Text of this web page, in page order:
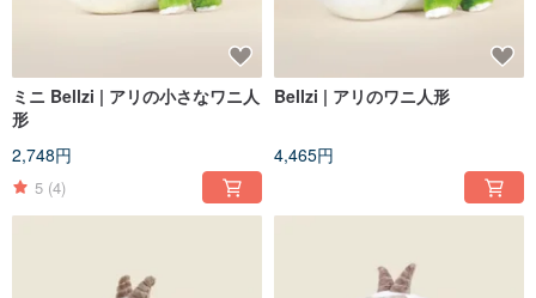
ミニ Bellzi | アリの小さなワニ人
形
2,748円
5 (4)
Bellzi | アリのワニ人形
4,465円